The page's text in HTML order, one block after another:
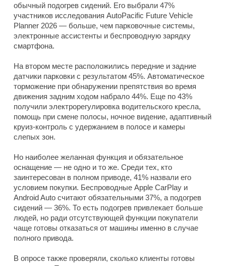
обычный подогрев сидений. Его выбрали 47%
участников исследования AutoPacific Future Vehicle
Planner 2026 — больше, чем парковочные системы,
электронные ассистенты и беспроводную зарядку
смартфона.
На втором месте расположились передние и задние
датчики парковки с результатом 45%. Автоматическое
торможение при обнаружении препятствия во время
движения задним ходом набрало 44%. Еще по 43%
получили электрорегулировка водительского кресла,
помощь при смене полосы, ночное видение, адаптивный
круиз-контроль с удержанием в полосе и камеры
слепых зон.
Но наиболее желанная функция и обязательное
оснащение — не одно и то же. Среди тех, кто
заинтересован в полном приводе, 41% назвали его
условием покупки. Беспроводные Apple CarPlay и
Android Auto считают обязательными 37%, а подогрев
сидений — 36%. То есть подогрев привлекает больше
людей, но ради отсутствующей функции покупатели
чаще готовы отказаться от машины именно в случае
полного привода.
В опросе также проверяли, сколько клиенты готовы